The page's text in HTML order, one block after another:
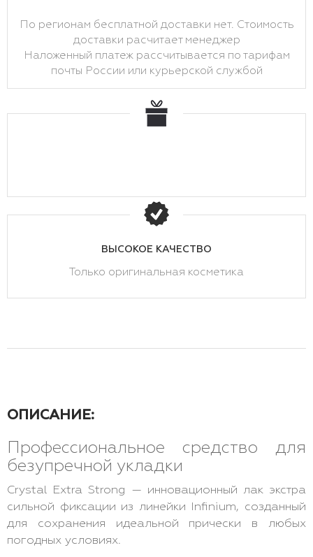
По регионам бесплатной доставки нет. Стоимость
доставки расчитает менеджер
Наложенный платеж рассчитывается по тарифам
почты России или курьерской службой
ВЫСОКОЕ КАЧЕСТВО
Только оригинальная косметика
ОПИСАНИЕ:
Профессиональное средство для
безупречной укладки
Crystal Extra Strong — инновационный лак экстра
сильной фиксации из линейки Infinium, созданный
для сохранения идеальной прически в любых
погодных условиях.